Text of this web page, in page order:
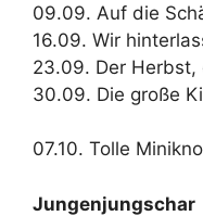
09.09. Auf die
16.09. Wir
23.09. Der
30.09. Die große
07.10. Tolle
Jungenjungschar